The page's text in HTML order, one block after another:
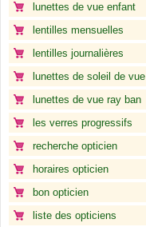
lunettes de vue enfant
lentilles mensuelles
lentilles journalières
lunettes de soleil de vue
lunettes de vue ray ban
les verres progressifs
recherche opticien
horaires opticien
bon opticien
liste des opticiens